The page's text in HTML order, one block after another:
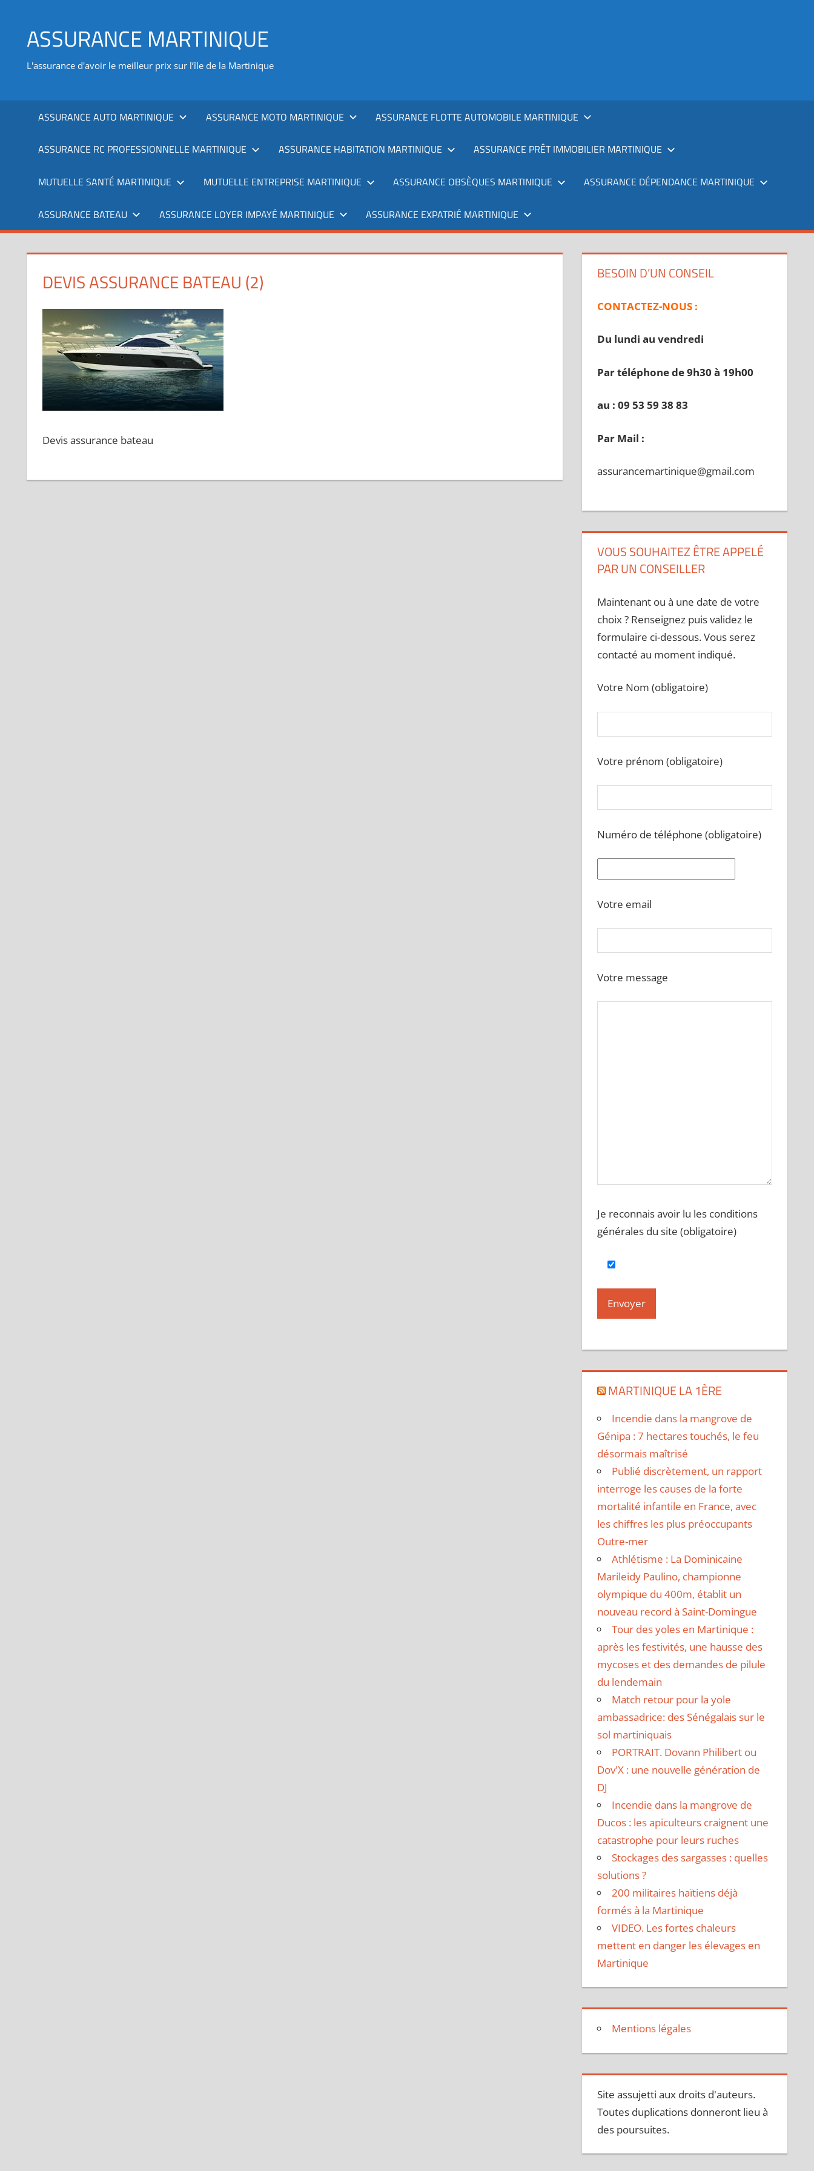
contenuASSURANCE MARTINIQUE
L'assurance d'avoir le meilleur prix sur l’île de la Martinique
ASSURANCE AUTO MARTINIQUE ASSURANCE MOTO MARTINIQUE ASSURANCE FLOTTE AUTOMOBILE MARTINIQUE
ASSURANCE RC PROFESSIONNELLE MARTINIQUE ASSURANCE HABITATION MARTINIQUE ASSURANCE PRÊT IMMOBILIER MARTINIQUE
MUTUELLE SANTÉ MARTINIQUE MUTUELLE ENTREPRISE MARTINIQUE ASSURANCE OBSÈQUES MARTINIQUE ASSURANCE DÉPENDANCE MARTINIQUE
ASSURANCE BATEAU ASSURANCE LOYER IMPAYÉ MARTINIQUE ASSURANCE EXPATRIÉ MARTINIQUE
DEVIS ASSURANCE BATEAU (2)
Devis assurance bateau
BESOIN D’UN CONSEIL
CONTACTEZ-NOUS :
Du lundi au vendredi
Par téléphone de 9h30 à 19h00
au : 09 53 59 38 83
Par Mail :
assurancemartinique@gmail.com
VOUS SOUHAITEZ ÊTRE APPELÉ
PAR UN CONSEILLER
Maintenant ou à une date de votre
choix ? Renseignez puis validez le
formulaire ci-dessous. Vous serez
contacté au moment indiqué.
Votre Nom (obligatoire)
Votre prénom (obligatoire)
Numéro de téléphone (obligatoire)
Votre email
Votre message
Je reconnais avoir lu les conditions
générales du site (obligatoire)
MARTINIQUE LA 1ÈRE
Incendie dans la mangrove de
Génipa : 7 hectares touchés, le feu
désormais maîtrisé
Publié discrètement, un rapport
interroge les causes de la forte
mortalité infantile en France, avec
les chiffres les plus préoccupants
Outre-mer
Athlétisme : La Dominicaine
Marileidy Paulino, championne
olympique du 400m, établit un
nouveau record à Saint-Domingue
Tour des yoles en Martinique :
après les festivités, une hausse des
mycoses et des demandes de pilule
du lendemain
Match retour pour la yole
ambassadrice: des Sénégalais sur le
sol martiniquais
PORTRAIT. Dovann Philibert ou
Dov'X : une nouvelle génération de
DJ
Incendie dans la mangrove de
Ducos : les apiculteurs craignent une
catastrophe pour leurs ruches
Stockages des sargasses : quelles
solutions ?
200 militaires haïtiens déjà
formés à la Martinique
VIDEO. Les fortes chaleurs
mettent en danger les élevages en
Martinique
Mentions légales
Site assujetti aux droits d'auteurs.
Toutes duplications donneront lieu à
des poursuites.